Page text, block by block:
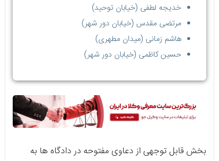
خدیجه لطفی (خیابان توحید)
مرتضی مقدس (خیابان دور شهر)
هاشم زمانی (میدان مطهری)
حسین کاظمی (خیابان دور شهر)
بخش قابل توجهی از دعاوی مفتوحه در دادگاه ها به